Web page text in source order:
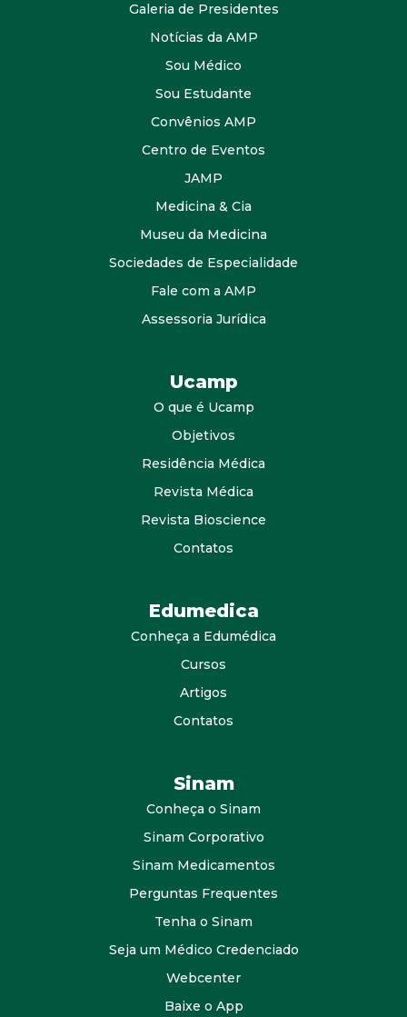
Galeria de Presidentes
Notícias da AMP
Sou Médico
Sou Estudante
Convênios AMP
Centro de Eventos
JAMP
Medicina & Cia
Museu da Medicina
Sociedades de Especialidade
Fale com a AMP
Assessoria Jurídica
Ucamp
O que é Ucamp
Objetivos
Residência Médica
Revista Médica
Revista Bioscience
Contatos
Edumedica
Conheça a Edumédica
Cursos
Artigos
Contatos
Sinam
Conheça o Sinam
Sinam Corporativo
Sinam Medicamentos
Perguntas Frequentes
Tenha o Sinam
Seja um Médico Credenciado
Webcenter
Baixe o App